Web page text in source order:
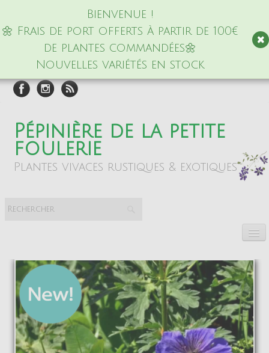
Bienvenue !
🌼 Frais de port offerts à partir de 100€
de plantes commandées🌼
Nouvelles variétés en stock
Pépinière de la petite
foulerie
Plantes vivaces rustiques & exotiques
La pépinière
Boutique ▼
Événements